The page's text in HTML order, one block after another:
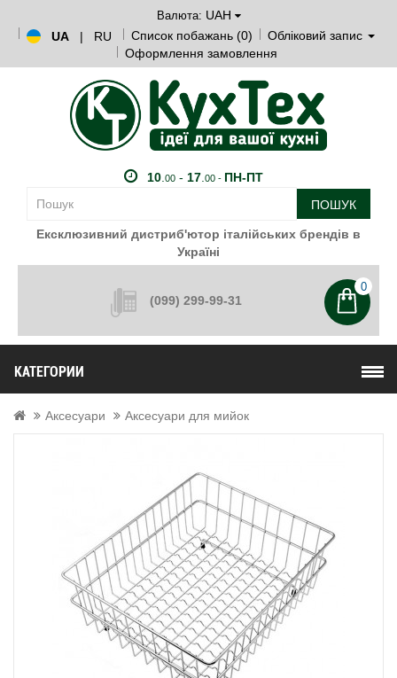
Валюта: UAH
UA
| RU Список побажань (0)
Обліковий запис
Оформлення замовлення
10. 00- 17. 00 - ПН-ПТ
ПОШУК
Ексклюзивний дистриб'ютор італійських брендів в
Україні
(099) 299-99-31
0
КАТЕГОРИИ
Аксесуари Аксесуари для мийок